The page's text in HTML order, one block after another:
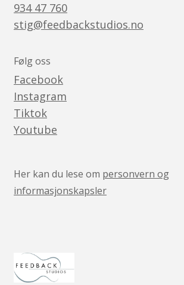
934 47 760
stig@feedbackstudios.no
Følg oss
Facebook
Instagram
Tiktok
Youtube
Her kan du lese om personvern og
informasjonskapsler